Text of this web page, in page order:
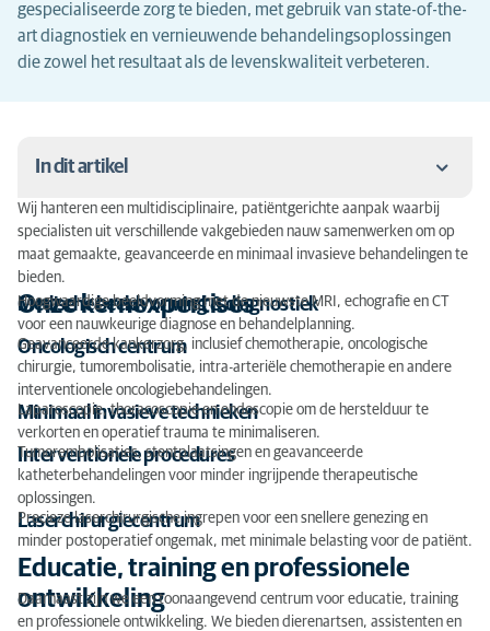
gespecialiseerde zorg te bieden, met gebruik van state-of-the-
art diagnostiek en vernieuwende behandelingsoplossingen
die zowel het resultaat als de levenskwaliteit verbeteren.
In dit artikel
Onze kernexpertises
Onze belofte
Wij hanteren een multidisciplinaire, patiëntgerichte aanpak waarbij
specialisten uit verschillende vakgebieden nauw samenwerken om op
maat gemaakte, geavanceerde en minimaal invasieve behandelingen te
bieden.
Onze kernexpertises
Medische beeldvorming & diagnostiek
Hoogwaardige beeldvorming met de nieuwste MRI, echografie en CT
voor een nauwkeurige diagnose en behandelplanning.
Oncologisch centrum
Geavanceerde kankerzorg, inclusief chemotherapie, oncologische
chirurgie, tumorembolisatie, intra-arteriële chemotherapie en andere
interventionele oncologiebehandelingen.
Minimaal invasieve technieken
Laparoscopie, thoracoscopie en endoscopie om de herstelduur te
verkorten en operatief trauma te minimaliseren.
Interventionele procedures
Tumorembolisaties, stentplaatsingen en geavanceerde
katheterbehandelingen voor minder ingrijpende therapeutische
oplossingen.
Laserchirurgiecentrum
Precieze laserchirurgische ingrepen voor een snellere genezing en
minder postoperatief ongemak, met minimale belasting voor de patiënt.
Educatie, training en professionele
ontwikkeling
Daarnaast zijn we een toonaangevend centrum voor educatie, training
en professionele ontwikkeling. We bieden dierenartsen, assistenten en